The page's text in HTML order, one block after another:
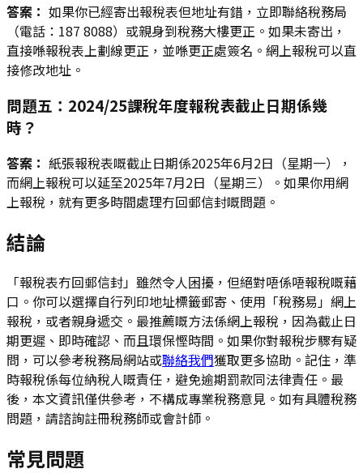
答案： 如果你已經寄出報稅表但地址有錯，立即聯絡稅務局
（電話：187 8088）或親身到稅務大樓更正。如果未寄出，
直接喺報稅表上劃線更正，並喺更正處簽名。網上報稅可以直
接修改地址。
問題五：2024/25課稅年度報稅表截止日期係幾
時？
答案： 紙張報稅表嘅截止日期係2025年6月2日（星期一），
而網上報稅可以延至2025年7月2日（星期三）。如果你用網
上報稅，就有更多時間處理冇回郵信封嘅問題。
結論
「報稅表冇回郵信封」雖然令人困擾，但絕對唔係唔報稅嘅藉
口。你可以選擇自行列印地址標籤郵寄、使用「稅務易」網上
報稅，或者親身遞交。最推薦嘅方法係網上報稅，因為截止日
期更遲、即時確認、而且環保慳時間。如果你對報稅步驟有疑
問，可以參考稅務局網站或聯絡我們獲取更多協助。記住，準
時報稅係每位納稅人嘅責任，避免逾期罰款同法律責任。最
後，本文資訊僅供參考，不構成專業稅務意見。如有具體稅務
問題，請諮詢註冊稅務師或會計師。
常見問題